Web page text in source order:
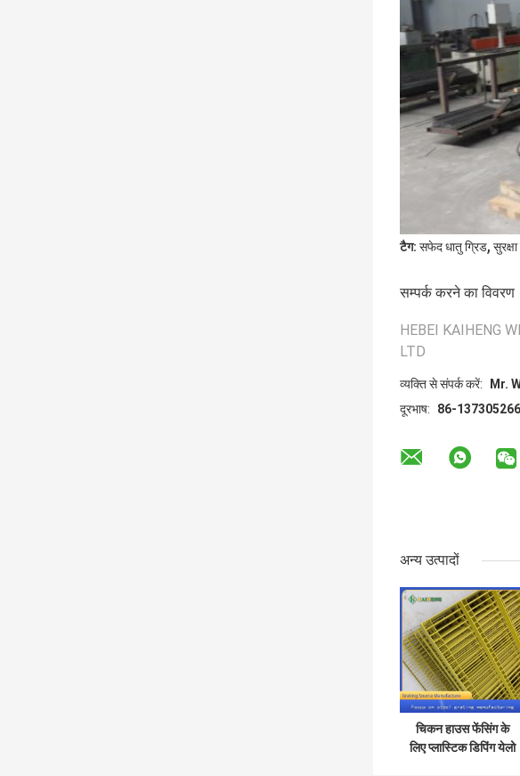
टैग: सफेद धातु ग्रिड,
सम्पर्क करने का विवरण
HEBEI KAIHENG
LTD
व्यक्ति से संपर्क करें:
Mr.
दूरभाष:
86-
अन्य उत्पादों
चिकन हाउस फेंसिंग के
लिए प्लास्टिक डिपिंग येलो